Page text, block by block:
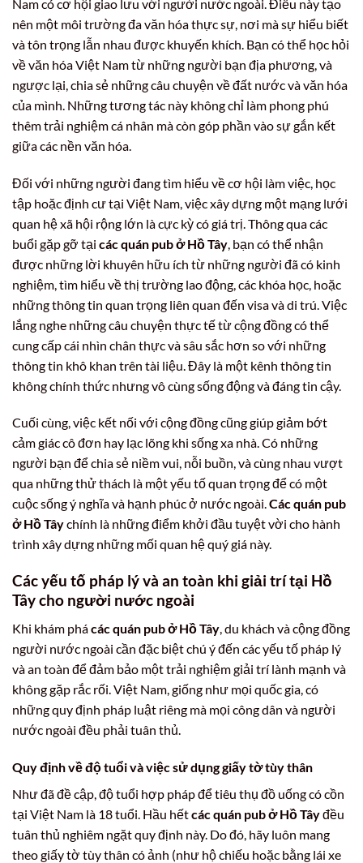
Nam có cơ hội giao lưu với người nước ngoài. Điều này tạo
nên một môi trường đa văn hóa thực sự, nơi mà sự hiểu biết
và tôn trọng lẫn nhau được khuyến khích. Bạn có thể học hỏi
về văn hóa Việt Nam từ những người bạn địa phương, và
ngược lại, chia sẻ những câu chuyện về đất nước và văn hóa
của mình. Những tương tác này không chỉ làm phong phú
thêm trải nghiệm cá nhân mà còn góp phần vào sự gắn kết
giữa các nền văn hóa.
Đối với những người đang tìm hiểu về cơ hội làm việc, học
tập hoặc định cư tại Việt Nam, việc xây dựng một mạng lưới
quan hệ xã hội rộng lớn là cực kỳ có giá trị. Thông qua các
buổi gặp gỡ tại các quán pub ở Hồ Tây , bạn có thể nhận
được những lời khuyên hữu ích từ những người đã có kinh
nghiệm, tìm hiểu về thị trường lao động, các khóa học, hoặc
những thông tin quan trọng liên quan đến visa và di trú. Việc
lắng nghe những câu chuyện thực tế từ cộng đồng có thể
cung cấp cái nhìn chân thực và sâu sắc hơn so với những
thông tin khô khan trên tài liệu. Đây là một kênh thông tin
không chính thức nhưng vô cùng sống động và đáng tin cậy.
Cuối cùng, việc kết nối với cộng đồng cũng giúp giảm bớt
cảm giác cô đơn hay lạc lõng khi sống xa nhà. Có những
người bạn để chia sẻ niềm vui, nỗi buồn, và cùng nhau vượt
qua những thử thách là một yếu tố quan trọng để có một
cuộc sống ý nghĩa và hạnh phúc ở nước ngoài.Các quán pub
ở Hồ Tâychính là những điểm khởi đầu tuyệt vời cho hành
trình xây dựng những mối quan hệ quý giá này.
Các yếu tố pháp lý và an toàn khi giải trí tại Hồ
Tây cho người nước ngoài
Khi khám phácác quán pub ở Hồ Tây, du khách và cộng đồng
người nước ngoài cần đặc biệt chú ý đến các yếu tố pháp lý
và an toàn để đảm bảo một trải nghiệm giải trí lành mạnh và
không gặp rắc rối. Việt Nam, giống như mọi quốc gia, có
những quy định pháp luật riêng mà mọi công dân và người
nước ngoài đều phải tuân thủ.
Quy định về độ tuổi và việc sử dụng giấy tờ tùy thân
Như đã đề cập, độ tuổi hợp pháp để tiêu thụ đồ uống có cồn
tại Việt Nam là 18 tuổi. Hầu hếtcác quán pub ở Hồ Tâyđều
tuân thủ nghiêm ngặt quy định này. Do đó, hãy luôn mang
theo giấy tờ tùy thân có ảnh (như hộ chiếu hoặc bằng lái xe